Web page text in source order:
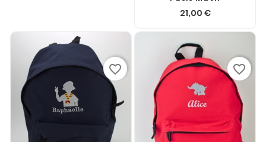
21,00 €
favorite_border favorite_border